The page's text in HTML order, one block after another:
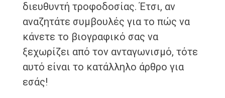
διευθυντή τροφοδοσίας. Έτσι, αν
αναζητάτε συμβουλές για το πώς να
κάνετε το βιογραφικό σας να
ξεχωρίζει από τον ανταγωνισμό, τότε
αυτό είναι το κατάλληλο άρθρο για
εσάς!